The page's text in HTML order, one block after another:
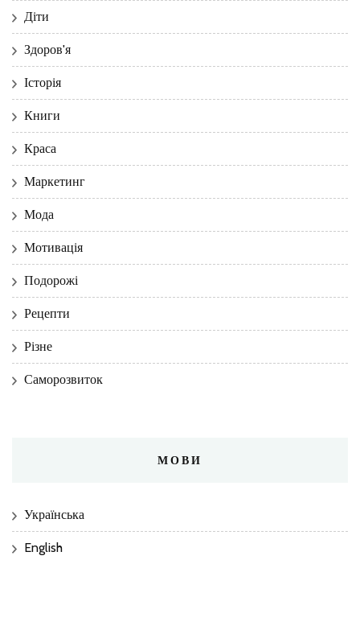
Діти
Здоров'я
Історія
Книги
Краса
Маркетинг
Мода
Мотивація
Подорожі
Рецепти
Різне
Саморозвиток
МОВИ
Українська
English